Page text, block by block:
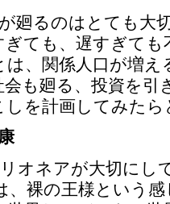
廻るのはとても大
ても、遅すぎても
、関係人口が増
も廻る、投資を引
しを計画してみた
オネアが大切にし
、裸の王様という